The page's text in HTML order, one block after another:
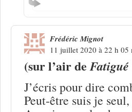
Frédéric Mignot
11 juillet 2020 à 22 h 05
(sur l’air deFatigué
J’écris pour dire
Peut-être suis je